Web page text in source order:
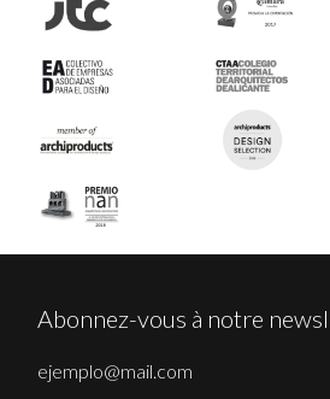
Abonnez-vous à notre